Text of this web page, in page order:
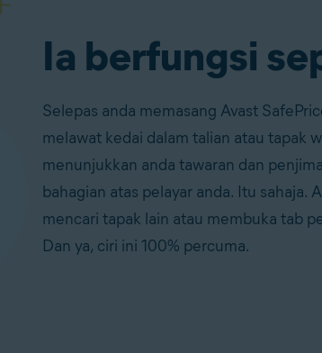
Ia berfungsi
Selepas anda memasang Avast
melawat kedai dalam talian atau tapak
menunjukkan anda tawaran dan
bahagian atas pelayar anda. Itu sahaja.
mencari tapak lain atau membuka tab
Dan ya, ciri ini 100% percuma.